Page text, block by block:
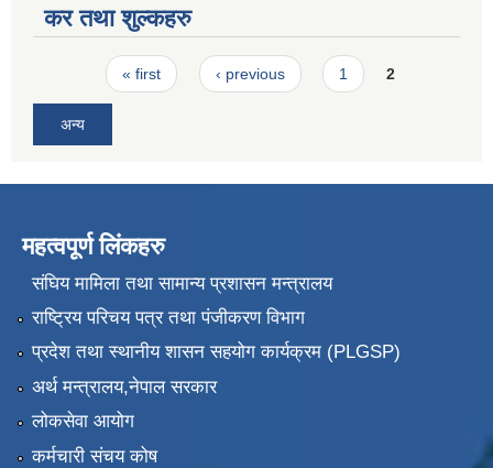
कर तथा शुल्कहरु
Pages« first ‹ previous 1 2
अन्य
महत्वपूर्ण लिंकहरु
संघिय मामिला तथा सामान्य प्रशासन मन्त्रालय
राष्ट्रिय परिचय पत्र तथा पंजीकरण विभाग
प्रदेश तथा स्थानीय शासन सहयोग कार्यक्रम (PLGSP)
अर्थ मन्त्रालय,नेपाल सरकार
लोकसेवा आयोग
कर्मचारी संचय कोष